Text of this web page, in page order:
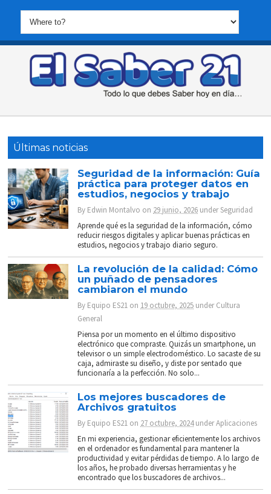
Últimas noticias
Seguridad de la información: Guía
práctica para proteger datos en
estudios, negocios y trabajo
By Edwin Montalvo on 29 junio, 2026 underSeguridad
Aprende qué es la seguridad de la información, cómo
reducir riesgos digitales y aplicar buenas prácticas en
estudios, negocios y trabajo diario seguro.
La revolución de la calidad: Cómo
un puñado de pensadores
cambiaron el mundo
By Equipo ES21 on 19 octubre, 2025 underCultura
General
Piensa por un momento en el último dispositivo
electrónico que compraste. Quizás un smartphone, un
televisor o un simple electrodoméstico. Lo sacaste de su
caja, admiraste su diseño, y diste por sentado que
funcionaría a la perfección. No solo...
Los mejores buscadores de
Archivos gratuitos
By Equipo ES21 on 27 octubre, 2024 underAplicaciones
En mi experiencia, gestionar eficientemente los archivos
en el ordenador es fundamental para mantener la
productividad y evitar pérdidas de tiempo. A lo largo de
los años, he probado diversas herramientas y he
encontrado que los buscadores de archivos...